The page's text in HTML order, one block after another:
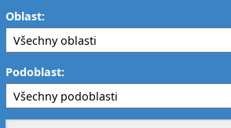
Oblast:
Podoblast: